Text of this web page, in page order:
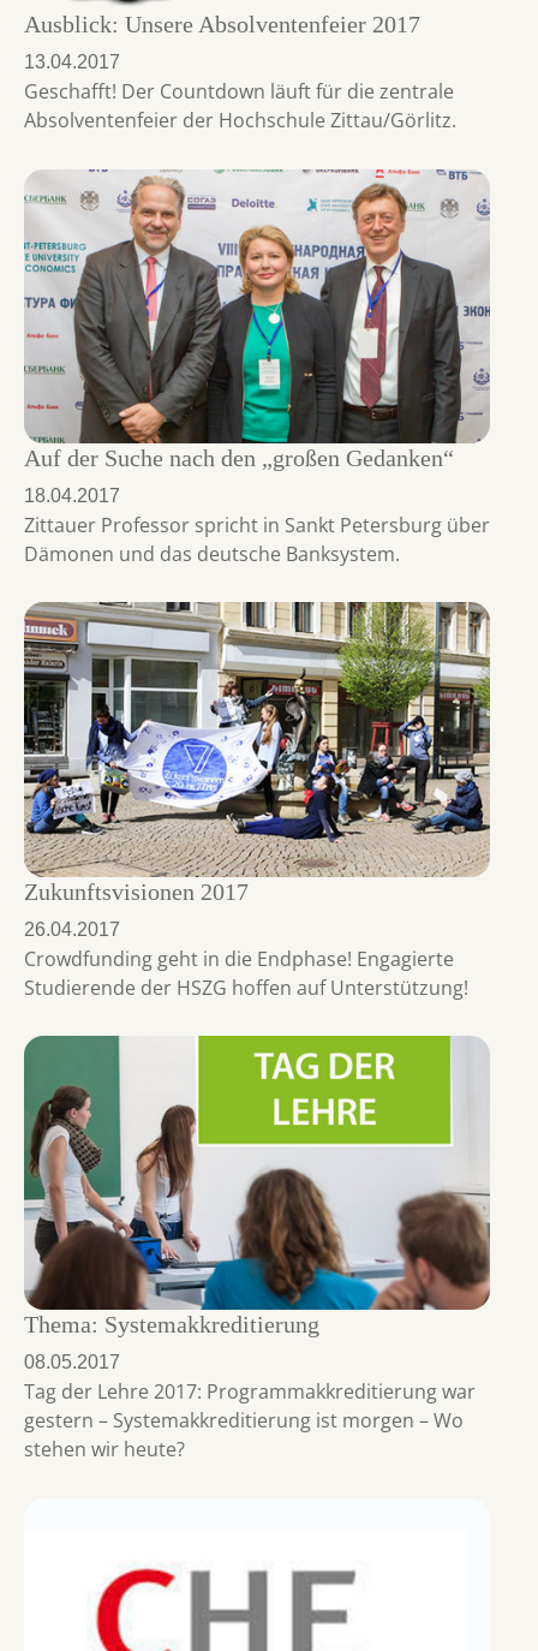
Ausblick: Unsere Absolventenfeier 2017
13.04.2017
Geschafft! Der Countdown läuft für die zentrale
Absolventenfeier der Hochschule Zittau/Görlitz.
Auf der Suche nach den „großen Gedanken“
18.04.2017
Zittauer Professor spricht in Sankt Petersburg über
Dämonen und das deutsche Banksystem.
Zukunftsvisionen 2017
26.04.2017
Crowdfunding geht in die Endphase! Engagierte
Studierende der HSZG hoffen auf Unterstützung!
Thema: Systemakkreditierung
08.05.2017
Tag der Lehre 2017: Programmakkreditierung war
gestern – Systemakkreditierung ist morgen – Wo
stehen wir heute?